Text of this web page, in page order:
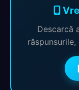
Descarcă